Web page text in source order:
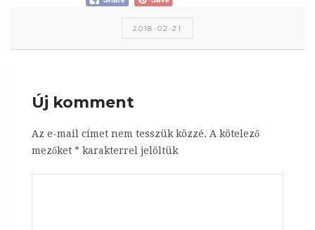
2018-02-21
Új komment
Az e-mail címet nem tesszük közzé. A kötelező
mezőket * karakterrel jelöltük